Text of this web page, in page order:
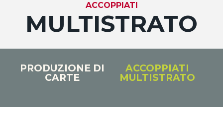
ACCOPPIATI
MULTISTRATO
PRODUZIONE DI
CARTE
ACCOPPIATI
MULTISTRATO